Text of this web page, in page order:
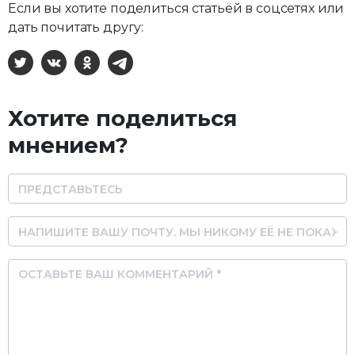
Если вы хотите поделиться статьёй в соцсетях или
дать почитать другу:
X ВКонтактеОдноклассники
Telegram
Хотите поделиться
мнением?
Name
Email
Comment